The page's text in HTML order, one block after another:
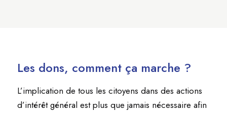
Les dons, comment ça marche ?
L’implication de tous les citoyens dans des actions
d’intérêt général est plus que jamais nécessaire afin